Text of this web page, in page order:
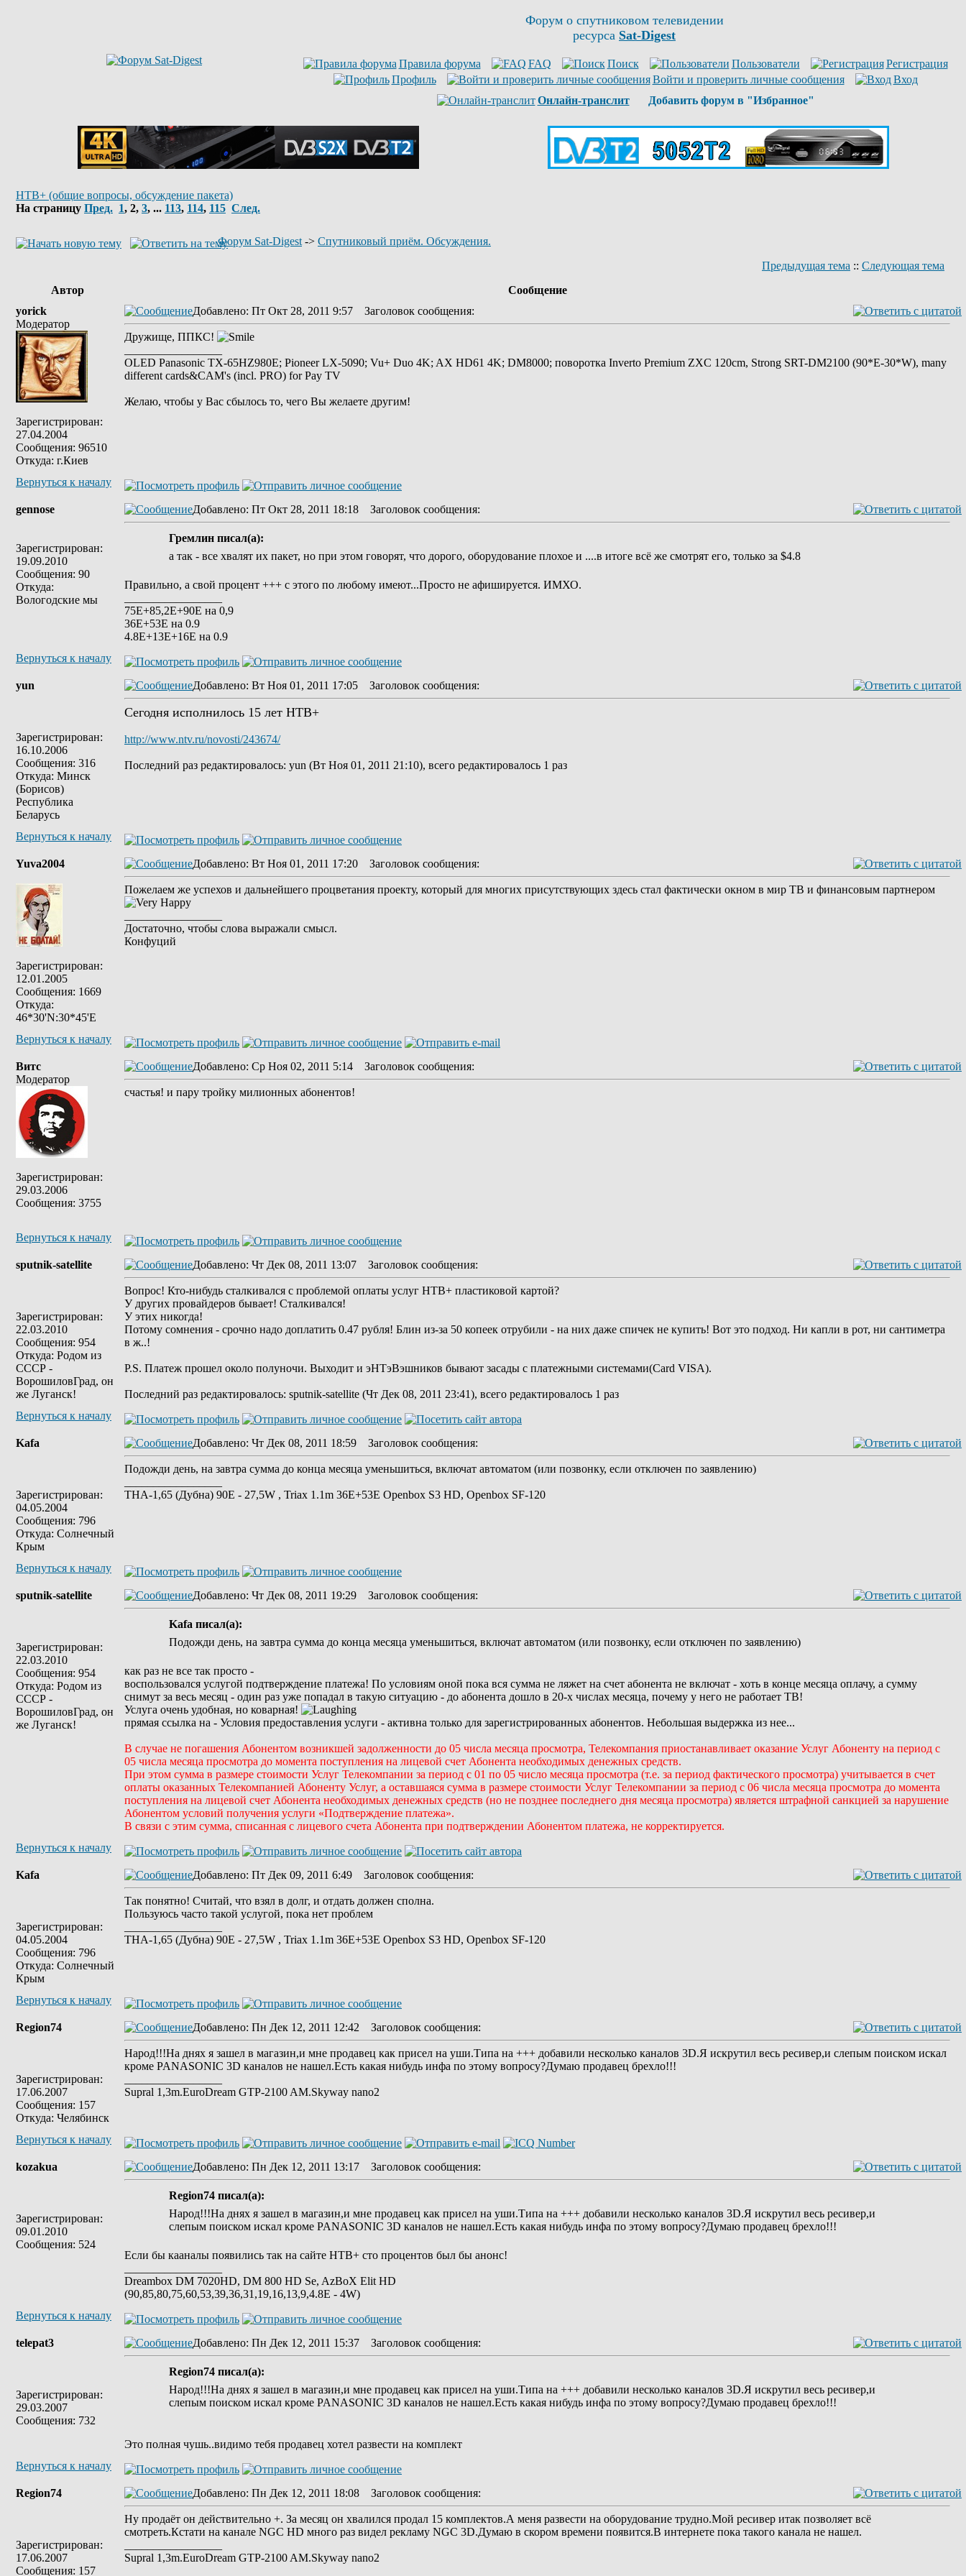
Форум о спутниковом телевидении
ресурса Sat-Digest
Правила форума FAQ Поиск Пользователи
Регистрация
Профиль
Войти и проверить личные сообщения
Вход
Онлайн-транслит
Добавить форум в "Избранное"
НТВ+ (общие вопросы, обсуждение пакета)
На страницу Пред. 1, 2, 3, ... 113, 114, 115 След.
Форум Sat-Digest -> Спутниковый приём. Обсуждения.
Предыдущая тема :: Следующая тема
Автор
Сообщение
yorick
Модератор
Зарегистрирован:
27.04.2004
Сообщения: 96510
Откуда: г.Киев
Добавлено: Пт Окт 28, 2011 9:57 Заголовок сообщения:
Дружище, ППКС!
OLED Panasonic TX-65HZ980E; Pioneer LX-5090; Vu+ Duo 4K; AX HD61 4K; DM8000; поворотка Inverto Premium ZXC 120cm, Strong SRT-DM2100 (90*E-30*W), many
different cards&CAM's (incl. PRO) for Pay TV
Желаю, чтобы у Вас сбылось то, чего Вы желаете другим!
Вернуться к началу
gennose
Зарегистрирован:
19.09.2010
Сообщения: 90
Откуда:
Вологодские мы
Добавлено: Пт Окт 28, 2011 18:18 Заголовок сообщения:
Гремлин писал(а):
а так - все хвалят их пакет, но при этом говорят, что дорого, оборудование плохое и ....в итоге всё же смотрят его, только за $4.8
Правильно, а свой процент +++ с этого по любому имеют...Просто не афишируется. ИМХО.
75Е+85,2Е+90Е на 0,9
36Е+53Е на 0.9
4.8Е+13Е+16Е на 0.9
Вернуться к началу
yun
Зарегистрирован:
16.10.2006
Сообщения: 316
Откуда: Минск
(Борисов)
Республика
Беларусь
Добавлено: Вт Ноя 01, 2011 17:05 Заголовок сообщения:
Сегодня исполнилось 15 лет НТВ+
http://www.ntv.ru/novosti/243674/
Последний раз редактировалось: yun (Вт Ноя 01, 2011 21:10), всего редактировалось 1 раз
Вернуться к началу
Yuva2004
Зарегистрирован:
12.01.2005
Сообщения: 1669
Откуда:
46*30'N:30*45'E
Добавлено: Вт Ноя 01, 2011 17:20 Заголовок сообщения:
Пожелаем же успехов и дальнейшего процветания проекту, который для многих присутствующих здесь стал фактически окном в мир ТВ и финансовым партнером
Достаточно, чтобы слова выражали смысл.
Конфуций
Вернуться к началу
Витс
Модератор
Зарегистрирован:
29.03.2006
Сообщения: 3755
Добавлено: Ср Ноя 02, 2011 5:14 Заголовок сообщения:
счастья! и пару тройку милионных абонентов!
Вернуться к началу
sputnik-satellite
Зарегистрирован:
22.03.2010
Сообщения: 954
Откуда: Родом из
СССР -
ВорошиловГрад, он
же Луганск!
Добавлено: Чт Дек 08, 2011 13:07 Заголовок сообщения:
Вопрос! Кто-нибудь сталкивался с проблемой оплаты услуг НТВ+ пластиковой картой?
У других провайдеров бывает! Сталкивался!
У этих никогда!
Потому сомнения - срочно надо доплатить 0.47 рубля! Блин из-за 50 копеек отрубили - на них даже спичек не купить! Вот это подход. Ни капли в рот, ни сантиметра
в ж..!
P.S. Платеж прошел около полуночи. Выходит и эНТэВэшников бывают засады с платежными системами(Card VISA).
Последний раз редактировалось: sputnik-satellite (Чт Дек 08, 2011 23:41), всего редактировалось 1 раз
Вернуться к началу
Kafa
Зарегистрирован:
04.05.2004
Сообщения: 796
Откуда: Солнечный
Крым
Добавлено: Чт Дек 08, 2011 18:59 Заголовок сообщения:
Подожди день, на завтра сумма до конца месяца уменьшиться, включат автоматом (или позвонку, если отключен по заявлению)
ТНА-1,65 (Дубна) 90Е - 27,5W , Triax 1.1m 36Е+53Е Openbox S3 HD, Openbox SF-120
Вернуться к началу
sputnik-satellite
Зарегистрирован:
22.03.2010
Сообщения: 954
Откуда: Родом из
СССР -
ВорошиловГрад, он
же Луганск!
Добавлено: Чт Дек 08, 2011 19:29 Заголовок сообщения:
Kafa писал(а):
Подожди день, на завтра сумма до конца месяца уменьшиться, включат автоматом (или позвонку, если отключен по заявлению)
как раз не все так просто -
воспользовался услугой подтверждение платежа! По условиям оной пока вся сумма не ляжет на счет абонента не включат - хоть в конце месяца оплачу, а сумму
снимут за весь месяц - один раз уже попадал в такую ситуацию - до абонента дошло в 20-х числах месяца, почему у него не работает ТВ!
Услуга очень удобная, но коварная!
прямая ссылка на - Условия предоставления услуги - активна только для зарегистрированных абонентов. Небольшая выдержка из нее...
В случае не погашения Абонентом возникшей задолженности до 05 числа месяца просмотра, Телекомпания приостанавливает оказание Услуг Абоненту на период с
05 числа месяца просмотра до момента поступления на лицевой счет Абонента необходимых денежных средств.
При этом сумма в размере стоимости Услуг Телекомпании за период с 01 по 05 число месяца просмотра (т.е. за период фактического просмотра) учитывается в счет
оплаты оказанных Телекомпанией Абоненту Услуг, а оставшаяся сумма в размере стоимости Услуг Телекомпании за период с 06 числа месяца просмотра до момента
поступления на лицевой счет Абонента необходимых денежных средств (но не позднее последнего дня месяца просмотра) является штрафной санкцией за нарушение
Абонентом условий получения услуги «Подтверждение платежа».
В связи с этим сумма, списанная с лицевого счета Абонента при подтверждении Абонентом платежа, не корректируется.
Вернуться к началу
Kafa
Зарегистрирован:
04.05.2004
Сообщения: 796
Откуда: Солнечный
Крым
Добавлено: Пт Дек 09, 2011 6:49 Заголовок сообщения:
Так понятно! Считай, что взял в долг, и отдать должен сполна.
Пользуюсь часто такой услугой, пока нет проблем
ТНА-1,65 (Дубна) 90Е - 27,5W , Triax 1.1m 36Е+53Е Openbox S3 HD, Openbox SF-120
Вернуться к началу
Region74
Зарегистрирован:
17.06.2007
Сообщения: 157
Откуда: Челябинск
Добавлено: Пн Дек 12, 2011 12:42 Заголовок сообщения:
Народ!!!На днях я зашел в магазин,и мне продавец как присел на уши.Типа на +++ добавили несколько каналов 3D.Я искрутил весь ресивер,и слепым поиском искал
кроме PANASONIC 3D каналов не нашел.Есть какая нибудь инфа по этому вопросу?Думаю продавец брехло!!!
Supral 1,3m.ЕuroDream GTP-2100 AM.Skyway nano2
Вернуться к началу
kozakua
Зарегистрирован:
09.01.2010
Сообщения: 524
Добавлено: Пн Дек 12, 2011 13:17 Заголовок сообщения:
Region74 писал(а):
Народ!!!На днях я зашел в магазин,и мне продавец как присел на уши.Типа на +++ добавили несколько каналов 3D.Я искрутил весь ресивер,и
слепым поиском искал кроме PANASONIC 3D каналов не нашел.Есть какая нибудь инфа по этому вопросу?Думаю продавец брехло!!!
Если бы кааналы появились так на сайте НТВ+ сто процентов был бы анонс!
Dreambox DM 7020HD, DM 800 HD Se, AzBoX Elit HD
(90,85,80,75,60,53,39,36,31,19,16,13,9,4.8E - 4W)
Вернуться к началу
telepat3
Зарегистрирован:
29.03.2007
Сообщения: 732
Добавлено: Пн Дек 12, 2011 15:37 Заголовок сообщения:
Region74 писал(а):
Народ!!!На днях я зашел в магазин,и мне продавец как присел на уши.Типа на +++ добавили несколько каналов 3D.Я искрутил весь ресивер,и
слепым поиском искал кроме PANASONIC 3D каналов не нашел.Есть какая нибудь инфа по этому вопросу?Думаю продавец брехло!!!
Это полная чушь..видимо тебя продавец хотел развести на комплект
Вернуться к началу
Region74
Зарегистрирован:
17.06.2007
Сообщения: 157
Добавлено: Пн Дек 12, 2011 18:08 Заголовок сообщения:
Ну продаёт он действительно +. За месяц он хвалился продал 15 комплектов.А меня развести на оборудование трудно.Мой ресивер итак позволяет всё
смотреть.Кстати на канале NGC HD много раз видел рекламу NGC 3D.Думаю в скором времени появится.В интернете пока такого канала не нашел.
Supral 1,3m.ЕuroDream GTP-2100 AM.Skyway nano2